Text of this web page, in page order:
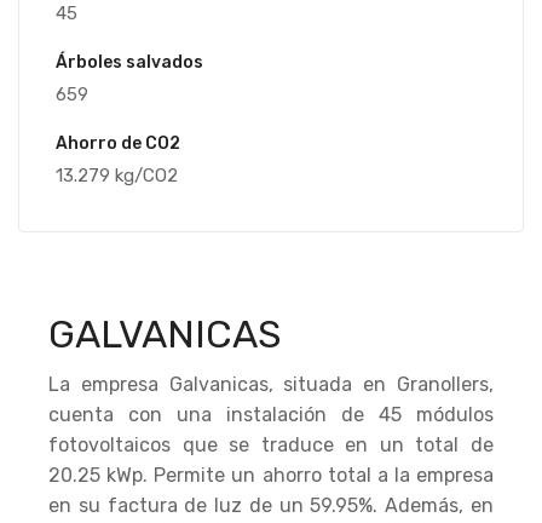
45
Árboles salvados
659
Ahorro de CO2
13.279 kg/CO2
GALVANICAS
La empresa Galvanicas, situada en Granollers,
cuenta con una instalación de 45 módulos
fotovoltaicos que se traduce en un total de
20.25 kWp. Permite un ahorro total a la empresa
en su factura de luz de un 59.95%. Además, en